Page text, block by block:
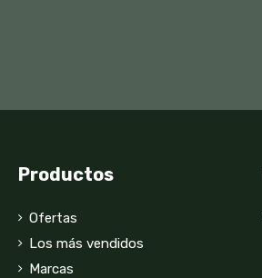
Productos
Ofertas
Los más vendidos
Marcas